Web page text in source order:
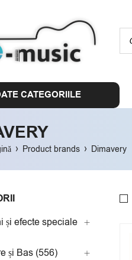
CATEGORIILE
› Product brands › Dimavery
și efecte speciale
și Bas (556)